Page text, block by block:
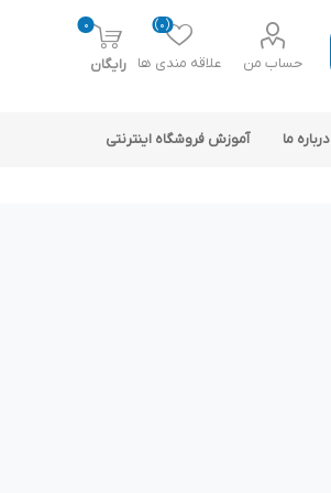
حساب من علاقه مندی ها
(0)
0
رایگان
درباره ما آموزش فروشگاه اینترنتی